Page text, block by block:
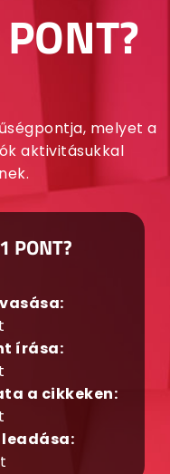
melyet a
aktivitásukkal
PONT?
írása:
a cikkeken: